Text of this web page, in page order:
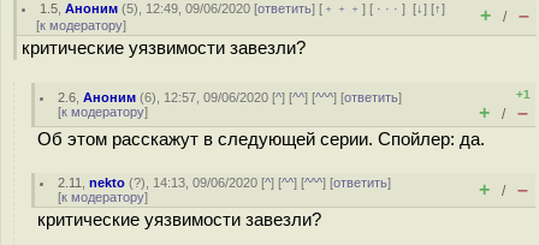
1.5 ,Аноним (5), 12:49, 09/06/2020 [ответить] [ ﹢﹢﹢] [ · · ·][↓] [↑]
[к модератору] + / –
критические уязвимости завезли?
2.6 ,Аноним (6), 12:57, 09/06/2020 [^] [^^] [^^^] [ответить]
[к модератору]
+1
+ / –
Об этом расскажут в следующей серии. Спойлер: да.
2.11 ,nekto (?), 14:13, 09/06/2020 [^] [^^] [^^^] [ответить]
[к модератору] + / –
критические уязвимости завезли?